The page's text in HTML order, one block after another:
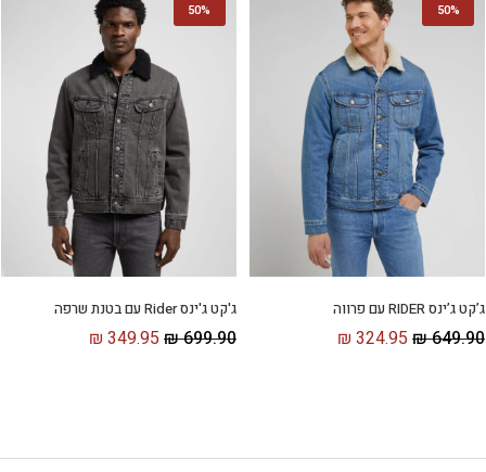
50%
ג’קט ג’ינס RIDER עם פרווה
₪649.90
₪ 324.95
50%
ג'קט ג'ינס Rider עם בטנת שרפה
₪699.90
₪ 349.95